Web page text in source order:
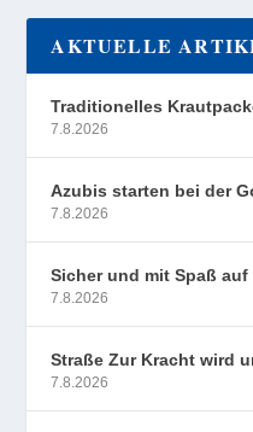
AKTUELLE
Traditionelles
7.8.2026
Azubis starten bei der
7.8.2026
Sicher und mit Spaß
7.8.2026
Straße Zur Kracht wird
7.8.2026